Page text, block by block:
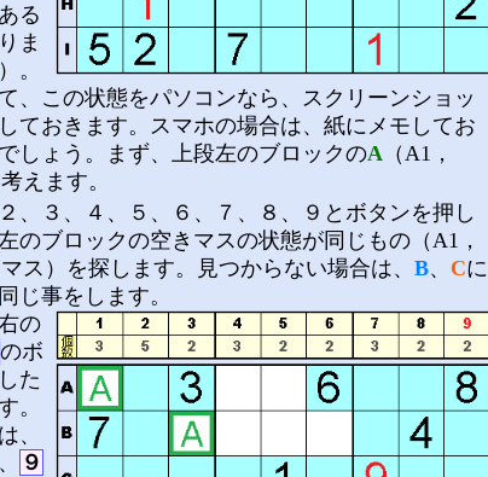
る
ま
。
、この状態をパソコンなら、スクリーンショッ
ておきます。スマホの場合は、紙にメモしてお
しょう。まず、上段左のブロックのA （A1，
えます。
２、３、４、５、６、７、８、９とボタンを押し
のブロックの空きマスの状態が同じもの（A1，
ス）を探します。見つからない場合は、 B、 Cに
じ事をします。
の
のボ
た
。
、
９